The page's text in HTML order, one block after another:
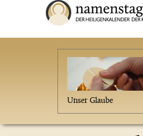
Unser Glaube